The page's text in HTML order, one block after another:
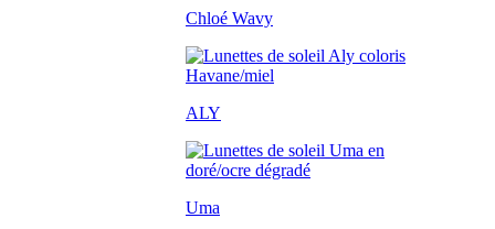
Chloé Wavy
ALY
Uma